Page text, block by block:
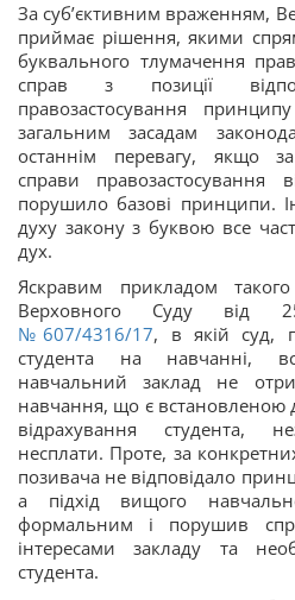
За суб’єктивним враженням,
приймає рішення, якими
буквального тлумачення
справ з позиції
правозастосування
загальним засадам
останнім перевагу, якщо
справи правозастосування
порушило базові принципи.
духу закону з буквою все
дух.
Яскравим прикладом
Верховного Суду від
№607/4316/17, в якій суд,
студента на навчанні,
навчальний заклад не
навчання, що є встановленою
відрахування студента,
несплати. Проте, за
позивача не відповідало
а підхід вищого
формальним і порушив
інтересами закладу та
студента.